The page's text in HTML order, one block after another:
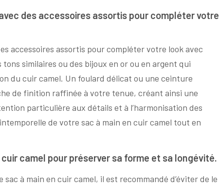
des accessoires assortis pour compléter votre
accessoires assortis pour compléter votre look avec
similaires ou des bijoux en or ou en argent qui
du cuir camel. Un foulard délicat ou une ceinture
de finition raffinée à votre tenue, créant ainsi une
particulière aux détails et à l’harmonisation des
de votre sac à main en cuir camel tout en
camel pour préserver sa forme et sa longévité.
à main en cuir camel, il est recommandé d’éviter de le